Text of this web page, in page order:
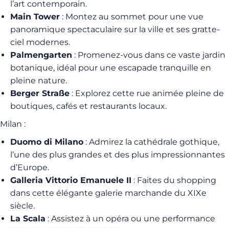
l’art contemporain.
Main Tower : Montez au sommet pour une vue
panoramique spectaculaire sur la ville et ses gratte-
ciel modernes.
Palmengarten : Promenez-vous dans ce vaste jardin
botanique, idéal pour une escapade tranquille en
pleine nature.
Berger Straße : Explorez cette rue animée pleine de
boutiques, cafés et restaurants locaux.
Milan :
Duomo di Milano : Admirez la cathédrale gothique,
l’une des plus grandes et des plus impressionnantes
d’Europe.
Galleria Vittorio Emanuele II : Faites du shopping
dans cette élégante galerie marchande du XIXe
siècle.
La Scala : Assistez à un opéra ou une performance